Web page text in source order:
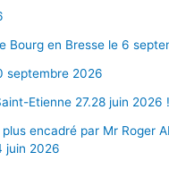
Bourg en Bresse le 6
septembre 2026
Etienne 27.28 juin 2026
encadré par Mr Roger
juin 2026